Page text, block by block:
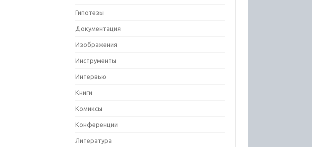
Гипотезы
Документация
Изображения
Инструменты
Интервью
Книги
Комиксы
Конференции
Литература